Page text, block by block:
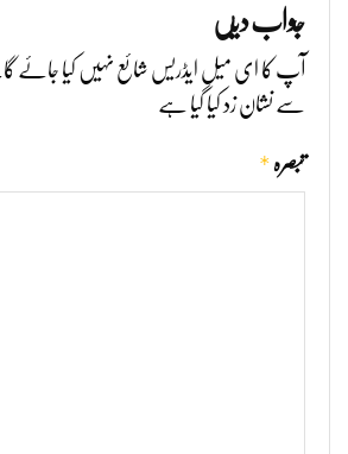
جواب دیں
آپ کا ای میل ایڈریس شائع نہیں کیا جائے گا۔
سے نشان زد کیا گیا ہے
تبصرہ *